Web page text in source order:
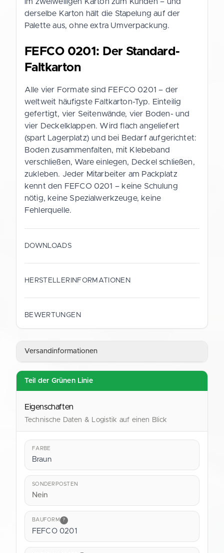
derselbe Karton hält die Stapelung auf der
Palette aus, ohne extra Umverpackung.
FEFCO 0201: Der Standard-
Faltkarton
Alle vier Formate sind FEFCO 0201 – der
weltweit häufigste Faltkarton-Typ. Einteilig
gefertigt, vier Seitenwände, vier Boden- und
vier Deckelklappen. Wird flach angeliefert
(spart Lagerplatz) und bei Bedarf aufgerichtet:
Boden zusammenfalten, mit Klebeband
verschließen, Ware einlegen, Deckel schließen,
zukleben. Jeder Mitarbeiter am Packplatz
kennt den FEFCO 0201 – keine Schulung
nötig, keine Spezialwerkzeuge, keine
Fehlerquelle.
DOWNLOADS
HERSTELLERINFORMATIONEN
HERSTELLER
Gustav Schramm GmbH
28219 Bremen
BEWERTUNGEN
Versandinformationen
Teil der Grünen Linie
Eigenschaften
Technische Daten & Logistik auf einen Blick
FARBE
Braun
SONDERPOSTEN
Nein
BAUFORM ?
FEFCO 0201